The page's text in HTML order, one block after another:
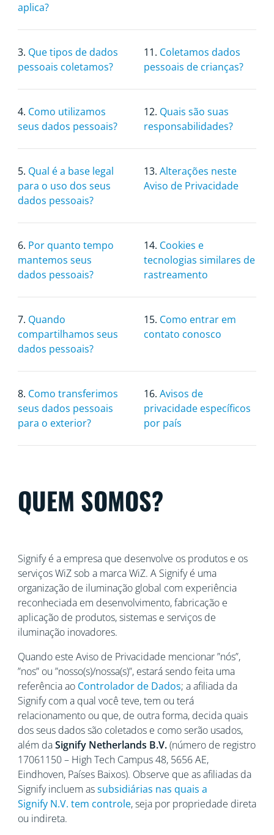
aplica?
3. Que tipos de dados
pessoais coletamos?
11. Coletamos dados
pessoais de crianças?
4. Como utilizamos
seus dados pessoais?
12. Quais são suas
responsabilidades?
5. Qual é a base legal
para o uso dos seus
dados pessoais?
13. Alterações neste
Aviso de Privacidade
6. Por quanto tempo
mantemos seus
dados pessoais?
14. Cookies e
tecnologias similares de
rastreamento
7. Quando
compartilhamos seus
dados pessoais?
15. Como entrar em
contato conosco
8. Como transferimos
seus dados pessoais
para o exterior?
16. Avisos de
privacidade específicos
por país
QUEM SOMOS?
Signify é a empresa que desenvolve os produtos e os
serviços WiZ sob a marca WiZ. A Signify é uma
organização de iluminação global com experiência
reconheciada em desenvolvimento, fabricação e
aplicação de produtos, sistemas e serviços de
iluminação inovadores.
Quando este Aviso de Privacidade mencionar ”nós”,
”nos” ou ”nosso(s)/nossa(s)”, estará sendo feita uma
referência ao Controlador de Dados; a afiliada da
Signify com a qual você teve, tem ou terá
relacionamento ou que, de outra forma, decida quais
dos seus dados são coletados e como serão usados,
além daSignify Netherlands B.V.(número de registro
17061150 – High Tech Campus 48, 5656AE,
Eindhoven, Países Baixos). Observe que as afiliadas da
Signify incluem assubsidiárias nas quais a
Signify N.V. tem controle, seja por propriedade direta
ou indireta.